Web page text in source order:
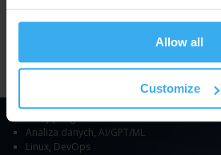
Allow all
Customize
SZKOLENIA
Kursy programowania
Analiza danych, AI/GPT/ML
Linux, DevOps